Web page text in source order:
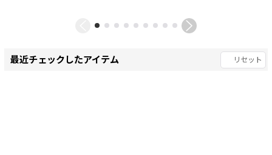
最近チェックしたアイテム リセット